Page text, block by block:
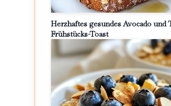
Herzhaftes gesundes Avocado und
Frühstücks-Toast